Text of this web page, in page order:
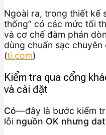
Ngoài ra, trong thiết kế
thống” có các mức tối
và cơ chế đàm phán
dùng chuẩn sạc
(ti.com)
Kiểm tra qua cổng
và cài đặt
Có—đây là bước kiểm
lỗi nguồn OK nhưng